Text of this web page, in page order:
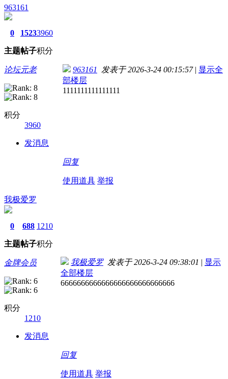
963161
0
主题
1523
帖子
3960
积分
论坛元老
积分
3960
发消息
963161 发表于 2026-3-24 00:15:57 | 显示全
部楼层
1111111111111111
回复
使用道具 举报
我极爱罗
0
主题
688
帖子
1210
积分
金牌会员
积分
1210
发消息
我极爱罗发表于 2026-3-24 09:38:01 | 显示
全部楼层
6666666666666666666666666666
回复
使用道具 举报